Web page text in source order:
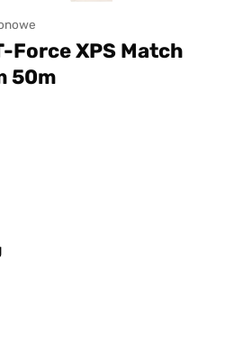
Force XPS Match
50m